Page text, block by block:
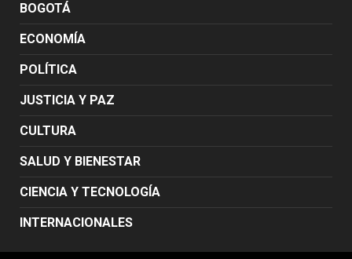
BOGOTÁ
ECONOMÍA
POLÍTICA
JUSTICIA Y PAZ
CULTURA
SALUD Y BIENESTAR
CIENCIA Y TECNOLOGÍA
INTERNACIONALES